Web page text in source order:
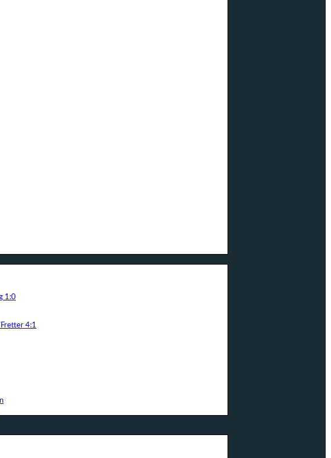
1:0
4:1